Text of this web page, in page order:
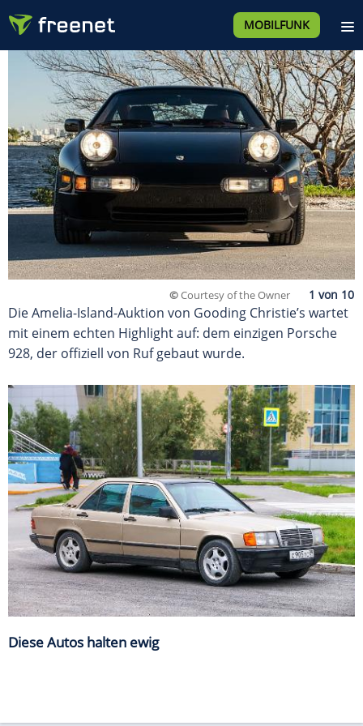
MOBILFUNK
©Courtesy of the Owner
Die Amelia-Island-Auktion von Gooding Christie’s wartet
mit einem echten Highlight auf: dem einzigen Porsche
928, der offiziell von Ruf gebaut wurde.
Diese Autos halten ewig